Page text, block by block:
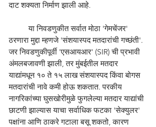
दाट शक्यता निर्माण झाली आहे.
	या निवडणुकीत सर्वात मोठा 'गेमचेंजर'
ठरणारा मुद्दा म्हणजे 'संशयास्पद मतदारांची गच्छंती'.
जर निवडणुकीपूर्वी 'एसआयआर' (SIR) ची प्रभावी
अंमलबजावणी झाली, तर मुंबईतील मतदार
याद्यांमधून १० ते १५ लाख संशयास्पद किंवा बोगस
मतदारांची नावे कमी होऊ शकतात. परकीय
नागरिकांच्या घुसखोरीमुळे फुगलेल्या मतदार याद्यांची
छाटणी झाल्यास याचा सर्वाधिक फटका 'सेक्युलर'
पक्षांना आणि ठाकरे गटाला बसू शकतो, कारण